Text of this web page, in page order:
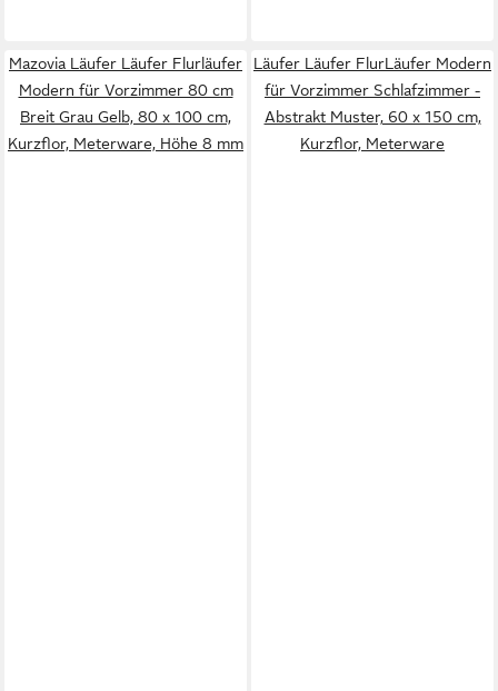
Mazovia Läufer Läufer Flurläufer
Modern für Vorzimmer 80 cm
Breit Grau Gelb, 80 x 100 cm,
Kurzflor, Meterware, Höhe 8 mm
Läufer Läufer FlurLäufer Modern
für Vorzimmer Schlafzimmer -
Abstrakt Muster, 60 x 150 cm,
Kurzflor, Meterware